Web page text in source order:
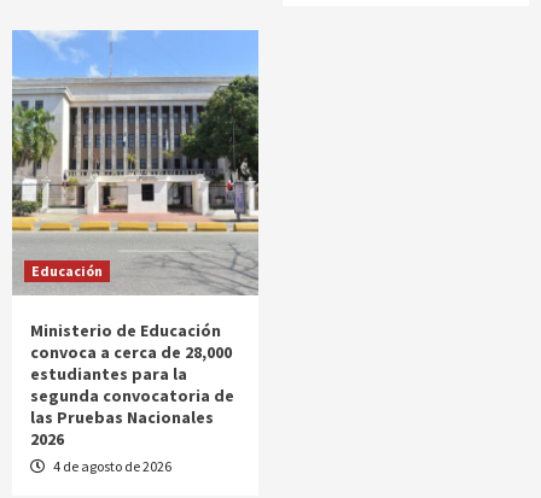
Educación
Ministerio de Educación
convoca a cerca de 28,000
estudiantes para la
segunda convocatoria de
las Pruebas Nacionales
2026
4 de agosto de 2026